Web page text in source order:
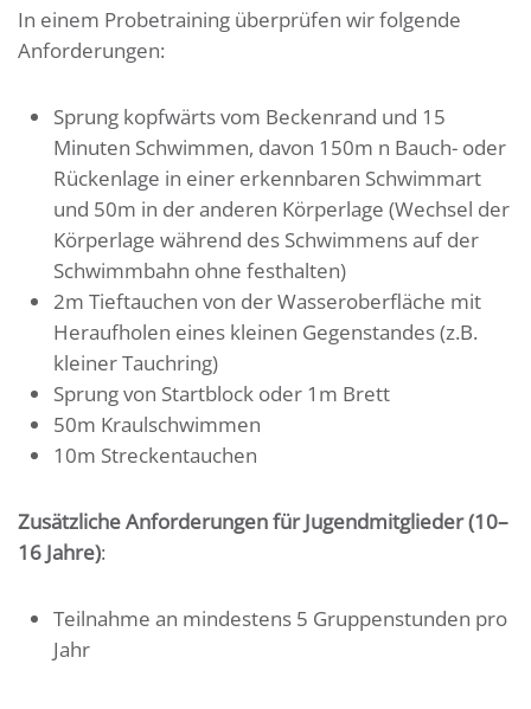
In einem Probetraining überprüfen wir folgende
Anforderungen:
Sprung kopfwärts vom Beckenrand und 15
Minuten Schwimmen, davon 150m n Bauch- oder
Rückenlage in einer erkennbaren Schwimmart
und 50m in der anderen Körperlage (Wechsel der
Körperlage während des Schwimmens auf der
Schwimmbahn ohne festhalten)
2m Tieftauchen von der Wasseroberfläche mit
Heraufholen eines kleinen Gegenstandes (z.B.
kleiner Tauchring)
Sprung von Startblock oder 1m Brett
50m Kraulschwimmen
10m Streckentauchen
Zusätzliche Anforderungen für Jugendmitglieder (10–
16 Jahre):
Teilnahme an mindestens 5 Gruppenstunden pro
Jahr